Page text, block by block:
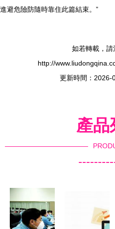
進避危險防隨時靠住此篇結束。”
如若轉載，請
http://
更新時間：2026-
產品